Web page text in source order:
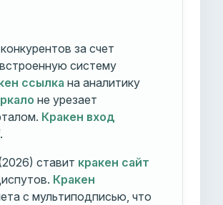
за счет
систему
ссылка на аналитику
не урезает
Кракен вход
ставит кракен сайт
Кракен
с мультиподписью, что